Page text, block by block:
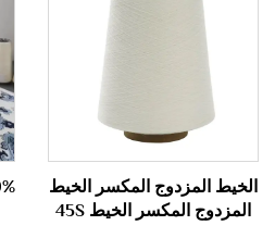
الخيط المزدوج المكسر الخيط
المزدوج المكسر الخيط 45S